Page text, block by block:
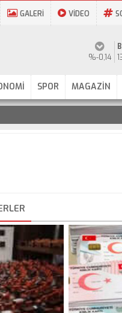
GALERİ VİDEO
%-0,14
SPOR MAGAZİN